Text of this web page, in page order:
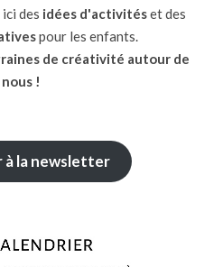
des idées d'activitéset des
pour les enfants.
de créativité autour de
nous !
à la newsletter